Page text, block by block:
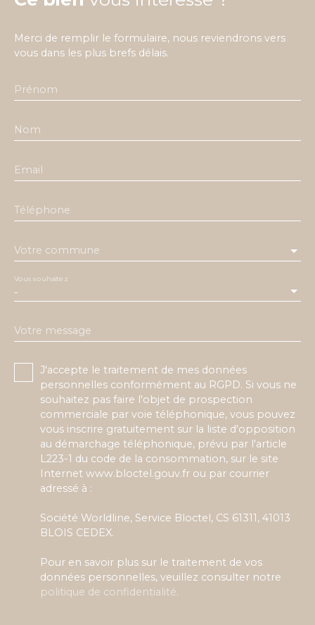
Merci de remplir le formulaire, nous reviendrons vers
vous dans les plus brefs délais.
Prénom
Nom
Email
Téléphone
Votre commune
-
Vous souhaitez
Votre message
J'accepte le traitement de mes données
personnelles conformément au RGPD. Si vous ne
souhaitez pas faire l'objet de prospection
commerciale par voie téléphonique, vous pouvez
vous inscrire gratuitement sur la liste d'opposition
au démarchage téléphonique, prévu par l'article
L223-1 du code de la consommation, sur le site
Internet www.bloctel.gouv.fr ou par courrier
adressé à :
Société Worldline, Service Bloctel, CS 61311, 41013
BLOIS CEDEX.
Pour en savoir plus sur le traitement de vos
données personnelles, veuillez consulter notre
politique de confidentialité.